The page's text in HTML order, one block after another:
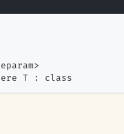
T : class